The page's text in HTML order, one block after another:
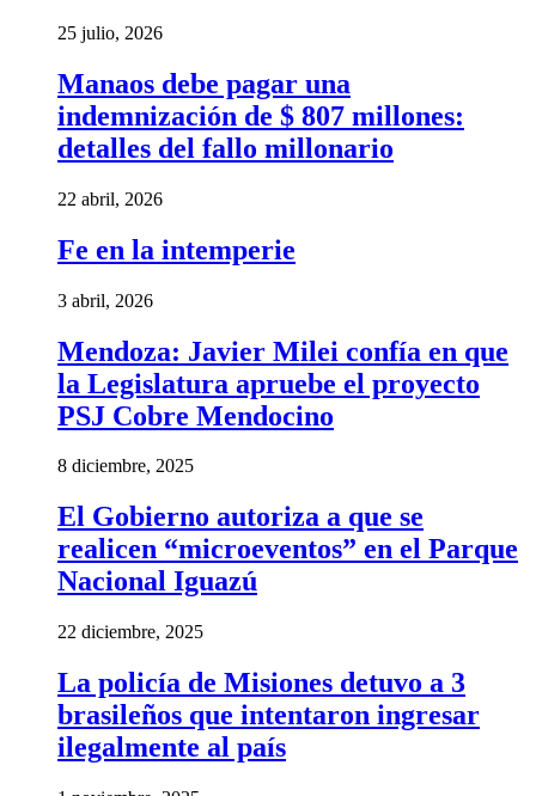
25 julio, 2026
Manaos debe pagar una
indemnización de $ 807 millones:
detalles del fallo millonario
22 abril, 2026
Fe en la intemperie
3 abril, 2026
Mendoza: Javier Milei confía en que
la Legislatura apruebe el proyecto
PSJ Cobre Mendocino
8 diciembre, 2025
El Gobierno autoriza a que se
realicen “microeventos” en el Parque
Nacional Iguazú
22 diciembre, 2025
La policía de Misiones detuvo a 3
brasileños que intentaron ingresar
ilegalmente al país